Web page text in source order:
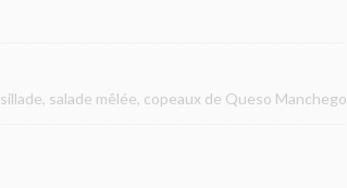
salade mêlée, copeaux de Queso Manchego